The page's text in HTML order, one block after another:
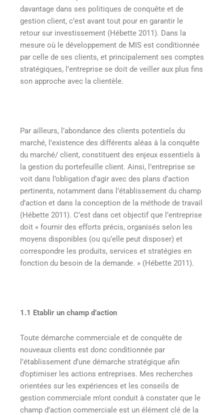
davantage dans ses politiques de conquête et de
gestion client, c’est avant tout pour en garantir le
retour sur investissement (Hébette 2011). Dans la
mesure où le développement de MIS est conditionnée
par celle de ses clients, et principalement ses comptes
stratégiques, l’entreprise se doit de veiller aux plus fins
son approche avec la clientèle.
Par ailleurs, l’abondance des clients potentiels du
marché, l’existence des différents aléas à la conquête
du marché/ client, constituent des enjeux essentiels à
la gestion du portefeuille client. Ainsi, l’entreprise se
voit dans l’obligation d’agir avec des plans d’action
pertinents, notamment dans l’établissement du champ
d’action et dans la conception de la méthode de travail
(Hébette 2011). C’est dans cet objectif que l’entreprise
doit « fournir des efforts précis, organisés selon les
moyens disponibles (ou qu’elle peut disposer) et
correspondre les produits, services et stratégies en
fonction du besoin de la demande. » (Hébette 2011).
1.1 Etablir un champ d’action
Toute démarche commerciale et de conquête de
nouveaux clients est donc conditionnée par
l’établissement d’une démarche stratégique afin
d’optimiser les actions entreprises. Mes recherches
orientées sur les expériences et les conseils de
gestion commerciale m’ont conduit à constater que le
champ d’action commerciale est un élément clé de la